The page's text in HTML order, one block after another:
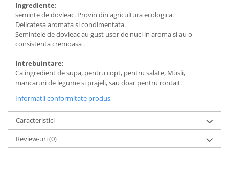
Ingrediente:
seminte de dovleac. Provin din agricultura ecologica.
Delicatesa aromata si condimentata.
Semintele de dovleac au gust usor de nuci in aroma si au o
consistenta cremoasa .
Intrebuintare:
Ca ingredient de supa, pentru copt, pentru salate, Müsli,
mancaruri de legume si prajeli, sau doar pentru rontait.
Informatii conformitate produs
Caracteristici
Review-uri(0)